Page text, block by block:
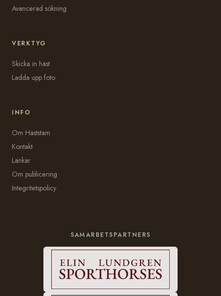
Avancerad sökning
VERKTYG
Skicka in häst
Ladda upp foto
INFO
Om Häststam
Kontakt
Länkar
Om publicering
Integritetspolicy
SAMARBETSPARTNERS